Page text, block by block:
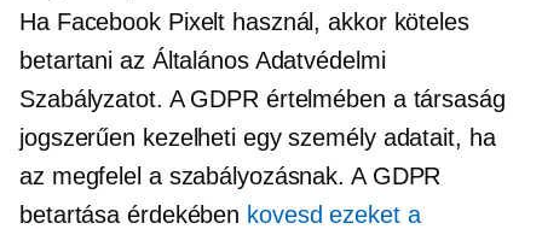
Ha Facebook Pixelt használ, akkor köteles
betartani az Általános Adatvédelmi
Szabályzatot. A GDPR értelmében a társaság
jogszerűen kezelheti egy személy adatait, ha
az megfelel a szabályozásnak. A GDPR
betartása érdekében kovesd ezeket a